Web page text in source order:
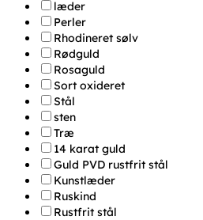
læder
Perler
Rhodineret sølv
Rødguld
Rosaguld
Sort oxideret
Stål
sten
Træ
14 karat guld
Guld PVD rustfrit stål
Kunstlæder
Ruskind
Rustfrit stål